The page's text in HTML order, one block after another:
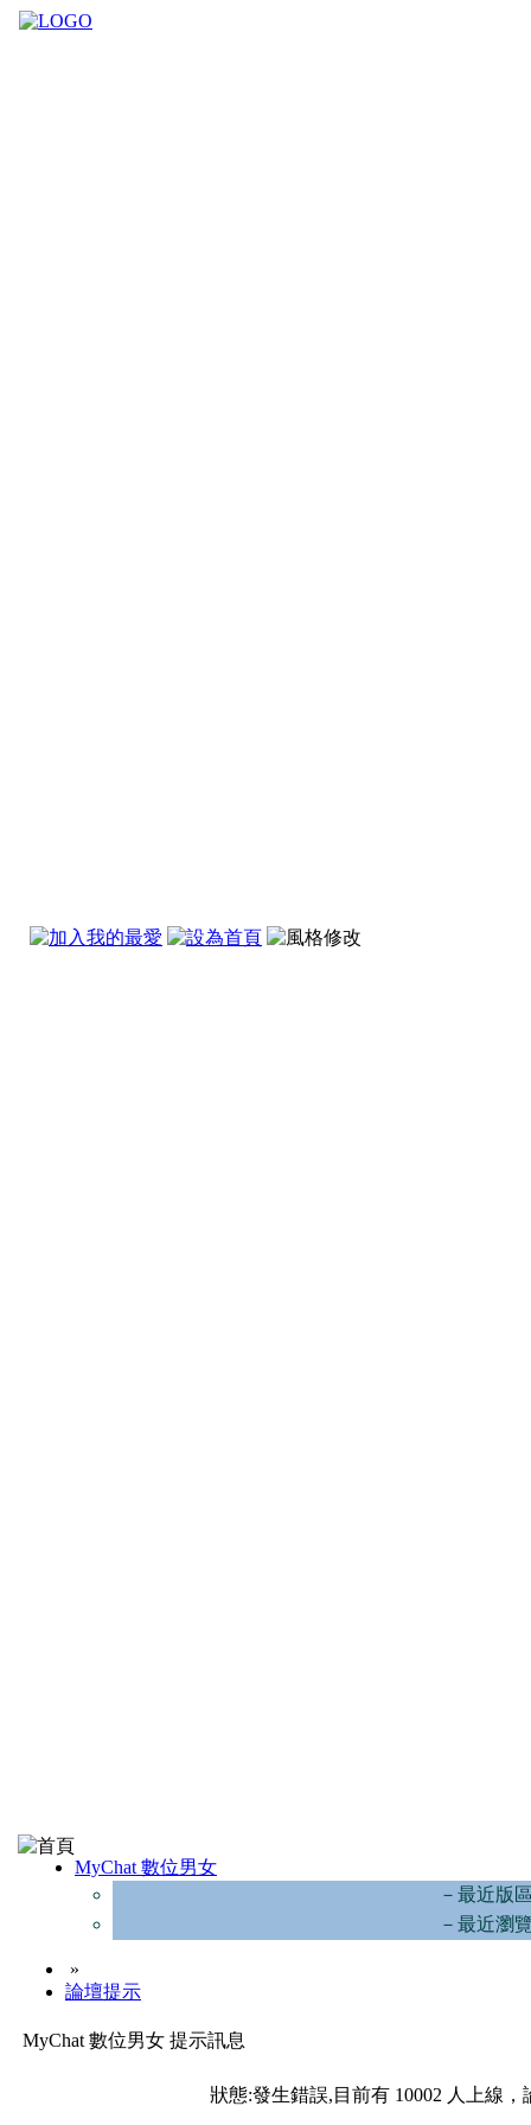
MyChat 數位男女
－最近版
－最近瀏
»
論壇提示
MyChat 數位男女 提示訊息
狀態:發生錯誤,目前有 10002 人上線